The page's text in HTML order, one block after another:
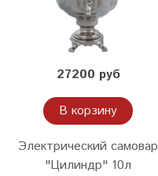
27200 руб
В корзину
Электрический самовар
"Цилиндр" 10л